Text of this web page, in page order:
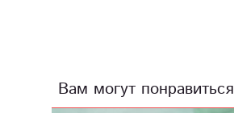
Вам могут понравиться